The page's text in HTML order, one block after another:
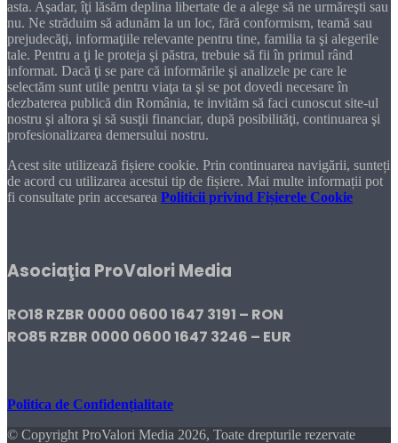
asta. Aşadar, îţi lăsăm deplina libertate de a alege să ne urmăreşti sau
nu. Ne străduim să adunăm la un loc, fără conformism, teamă sau
prejudecăţi, informaţiile relevante pentru tine, familia ta şi alegerile
tale. Pentru a ţi le proteja şi păstra, trebuie să fii în primul rând
informat. Dacă ţi se pare că informările şi analizele pe care le
selectăm sunt utile pentru viaţa ta şi se pot dovedi necesare în
dezbaterea publică din România, te invităm să faci cunoscut site-ul
nostru şi altora şi să susţii financiar, după posibilităţi, continuarea şi
profesionalizarea demersului nostru.
Acest site utilizează fișiere cookie. Prin continuarea navigării, sunteți
de acord cu utilizarea acestui tip de fișiere. Mai multe informații pot
fi consultate prin accesarea Politicii privind Fișierele Cookie
Asociaţia ProValori Media
RO18 RZBR 0000 0600 1647 3191 – RON
RO85 RZBR 0000 0600 1647 3246 – EUR
Politica de Confidențialitate
© Copyright ProValori Media 2026, Toate drepturile rezervate